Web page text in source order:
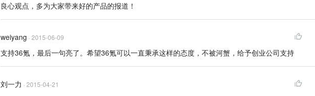
良心观点，多为大家带来好的产品的报道！
weiyang · 2015-06-09
支持36氪，最后一句亮了。希望36氪可以一直秉承这样的态度，不被河蟹，给予创业公司支持
刘一力 · 2015-04-21